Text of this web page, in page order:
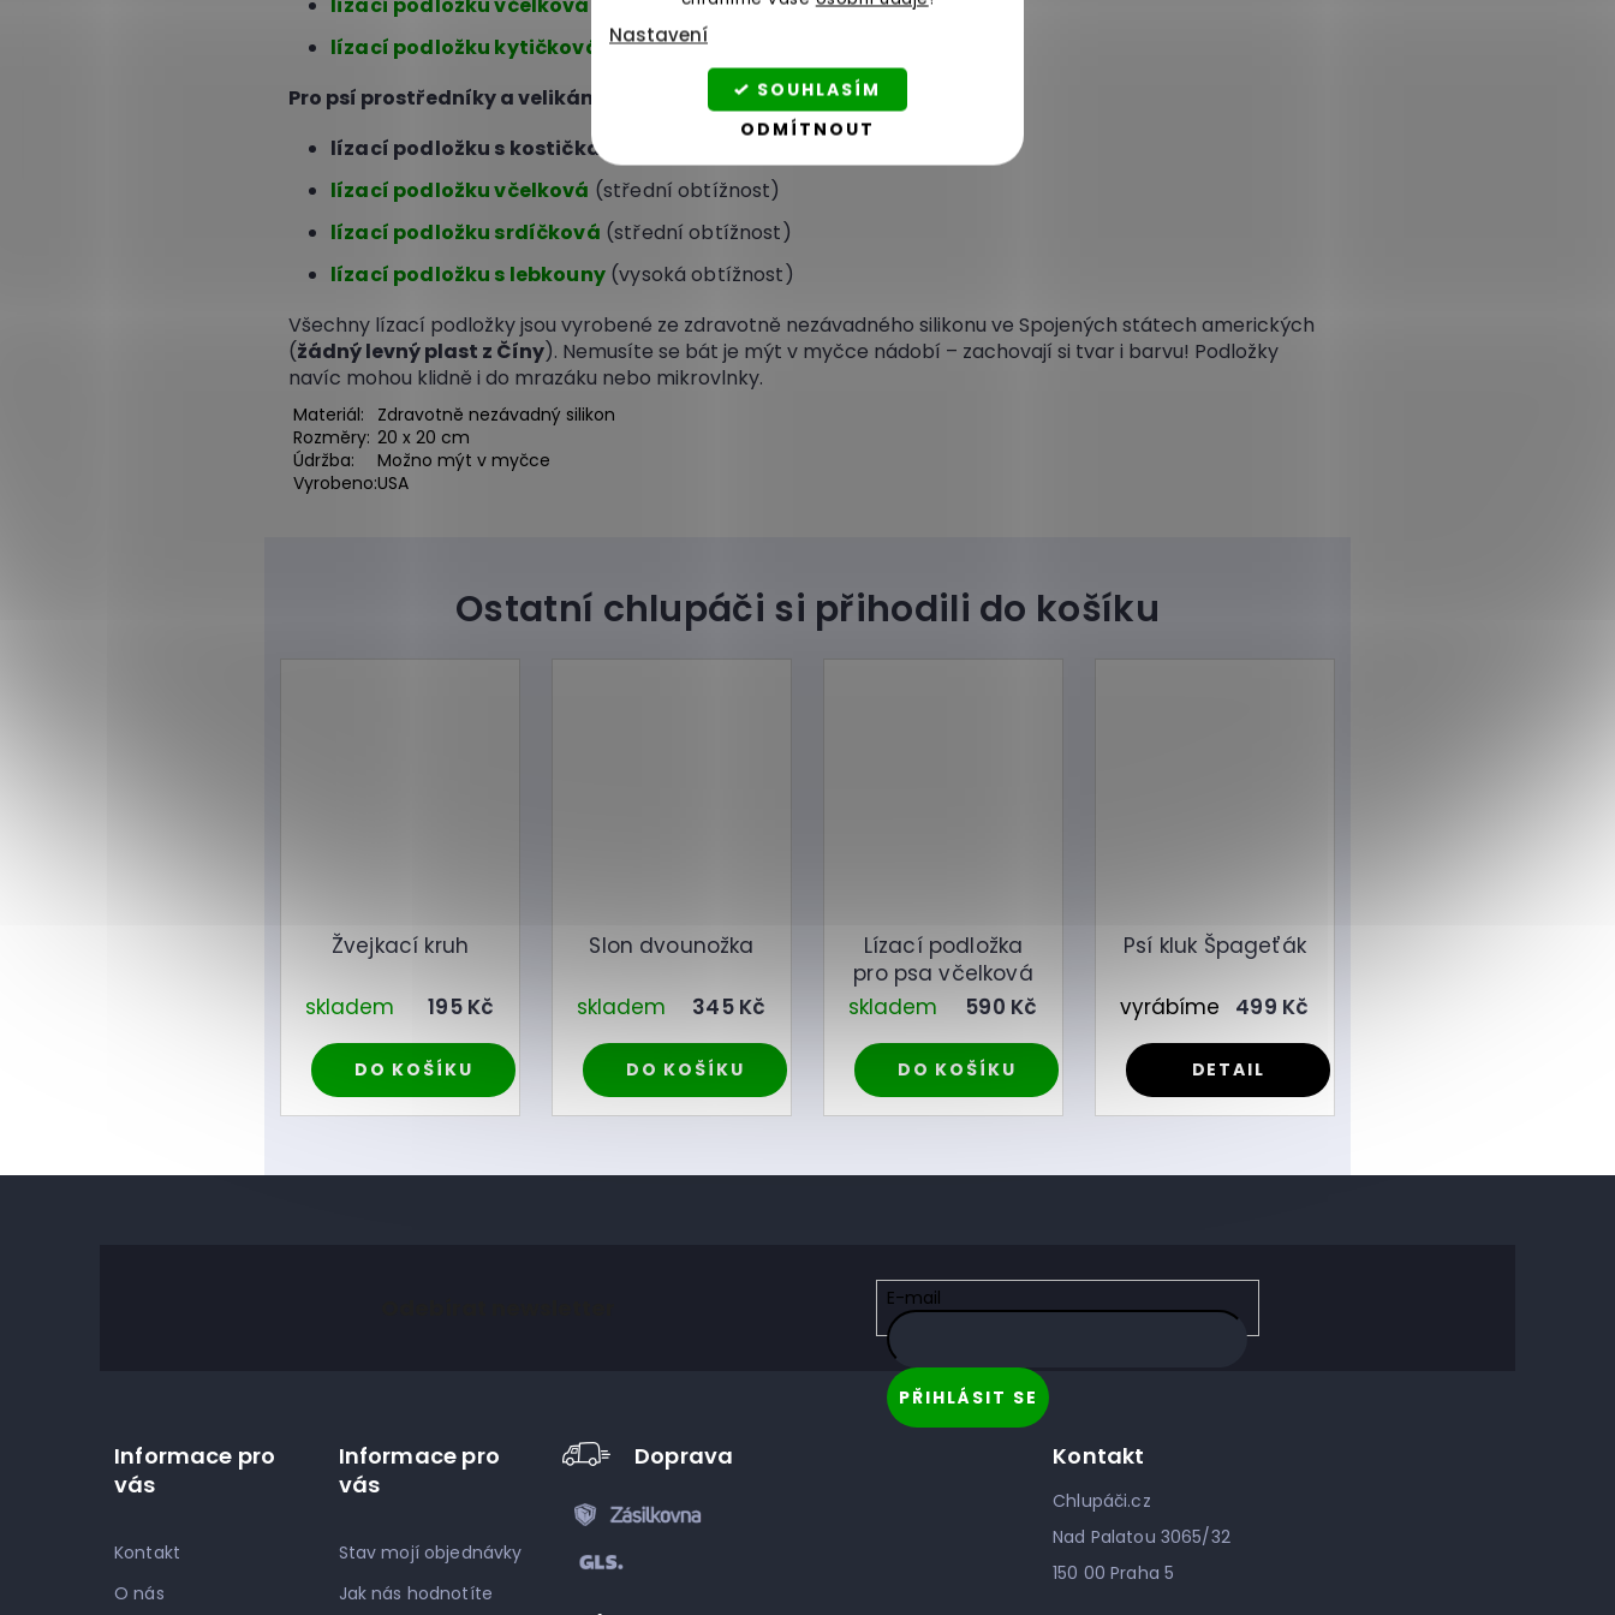
Nastavení
ODMÍTNOUT
SOUHLASÍM
lízací podložku kytičková malá(vysoká obtížnost)
Pro psí prostředníky a velikány máme:
lízací podložku s kostičkami
lízací podložku včelková (střední obtížnost)
lízací podložku srdíčková (střední obtížnost)
lízací podložku s lebkouny(vysoká obtížnost)
Všechny lízací podložky jsou vyrobené ze zdravotně nezávadného silikonu ve Spojených státech amerických
(žádný levný plast z Číny). Nemusíte se bát je mýt v myčce nádobí – zachovají si tvar i barvu! Podložky
navíc mohou klidně i do mrazáku nebo mikrovlnky.
Materiál:
Zdravotně nezávadný silikon
Rozměry: 20 x 20 cm
Údržba:
Možno mýt v myčce
Vyrobeno:USA
Žvejkací kruh
skladem 195 Kč
DO KOŠÍKU
Slon dvounožka
skladem 345 Kč
DO KOŠÍKU
Lízací podložka
pro psa včelková
skladem
590 Kč
DO KOŠÍKU
Psí kluk Špageťák
vyrábíme 499 Kč
DETAIL
E-mail
PŘIHLÁSIT SE
Informace pro
vás
Kontakt
O nás
Informace pro
vás
Stav mojí objednávky
Jak nás hodnotíte
Doprava Kontakt
Chlupáči.cz
Nad Palatou 3065/32
150 00 Praha 5